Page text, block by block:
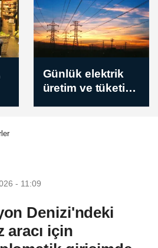
Borsa güne
yükselişle başladı
- 11:09
Denizi'ndeki
aracı için